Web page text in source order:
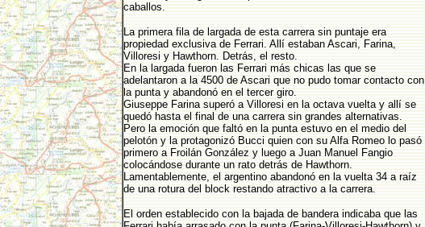
caballos.
La primera fila de largada de esta carrera sin puntaje era
propiedad exclusiva de Ferrari. Allí estaban Ascari, Farina,
Villoresi y Hawthorn. Detrás, el resto.
En la largada fueron las Ferrari más chicas las que se
adelantaron a la 4500 de Ascari que no pudo tomar contacto con
la punta y abandonó en el tercer giro.
Giuseppe Farina superó a Villoresi en la octava vuelta y allí se
quedó hasta el final de una carrera sin grandes alternativas.
Pero la emoción que faltó en la punta estuvo en el medio del
pelotón y la protagonizó Bucci quien con su Alfa Romeo lo pasó
primero a Froilán González y luego a Juan Manuel Fangio
colocándose durante un rato detrás de Hawthorn.
Lamentablemente, el argentino abandonó en la vuelta 34 a raíz
de una rotura del block restando atractivo a la carrera.
El orden establecido con la bajada de bandera indicaba que las